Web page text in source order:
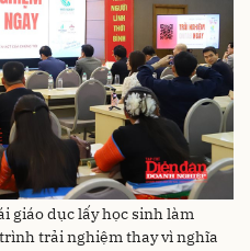
giáo dục lấy học sinh làm
trải nghiệm thay vì nghĩa